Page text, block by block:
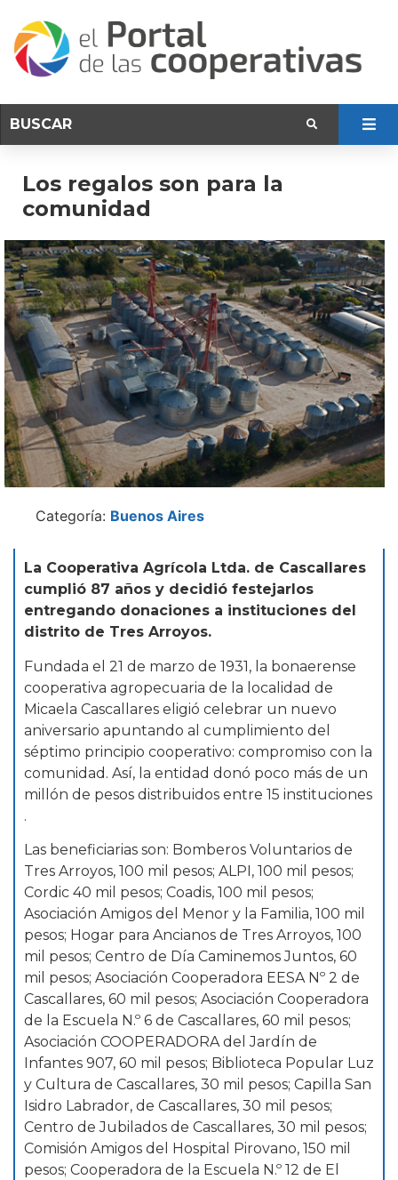
Los regalos son para la
comunidad
Categoría: Buenos Aires
La Cooperativa Agrícola Ltda. de Cascallares
cumplió 87 años y decidió festejarlos
entregando donaciones a instituciones del
distrito de Tres Arroyos.
Fundada el 21 de marzo de 1931, la bonaerense
cooperativa agropecuaria de la localidad de
Micaela Cascallares eligió celebrar un nuevo
aniversario apuntando al cumplimiento del
séptimo principio cooperativo: compromiso con la
comunidad. Así, la entidad donó poco más de un
millón de pesos distribuidos entre 15 instituciones
.
Las beneficiarias son: Bomberos Voluntarios de
Tres Arroyos, 100 mil pesos; ALPI, 100 mil pesos;
Cordic 40 mil pesos; Coadis, 100 mil pesos;
Asociación Amigos del Menor y la Familia, 100 mil
pesos; Hogar para Ancianos de Tres Arroyos, 100
mil pesos; Centro de Día Caminemos Juntos, 60
mil pesos; Asociación Cooperadora EESA Nº 2 de
Cascallares, 60 mil pesos; Asociación Cooperadora
de la Escuela N.º 6 de Cascallares, 60 mil pesos;
Asociación COOPERADORA del Jardín de
Infantes 907, 60 mil pesos; Biblioteca Popular Luz
y Cultura de Cascallares, 30 mil pesos; Capilla San
Isidro Labrador, de Cascallares, 30 mil pesos;
Centro de Jubilados de Cascallares, 30 mil pesos;
Comisión Amigos del Hospital Pirovano, 150 mil
pesos; Cooperadora de la Escuela N.º 12 de El